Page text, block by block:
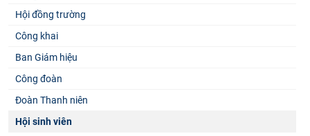
Hội đồng trường
Công khai
Ban Giám hiệu
Công đoàn
Đoàn Thanh niên
Hội sinh viên